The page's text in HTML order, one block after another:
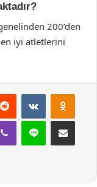
200’den
iyi atletlerini
Reddit VKontakte
Viber Line E-Posta ile